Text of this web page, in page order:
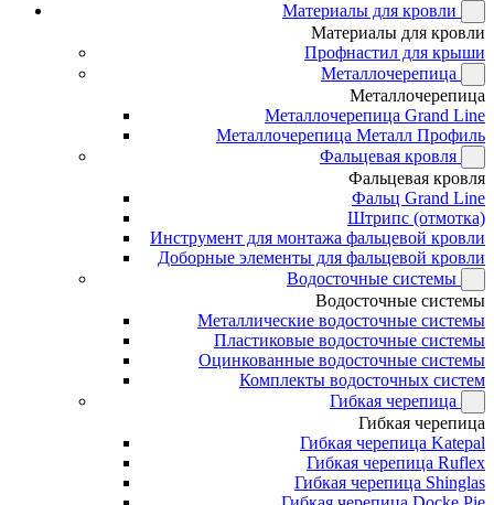
Материалы для кровли
Материалы для кровли
Профнастил для крыши
Металлочерепица
Металлочерепица
Металлочерепица Grand Line
Металлочерепица Металл Профиль
Фальцевая кровля
Фальцевая кровля
Фальц Grand Line
Штрипс (отмотка)
Инструмент для монтажа фальцевой кровли
Доборные элементы для фальцевой кровли
Водосточные системы
Водосточные системы
Металлические водосточные системы
Пластиковые водосточные системы
Оцинкованные водосточные системы
Комплекты водосточных систем
Гибкая черепица
Гибкая черепица
Гибкая черепица Katepal
Гибкая черепица Ruflex
Гибкая черепица Shinglas